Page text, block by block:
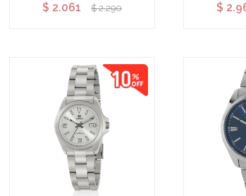
$ 2.061 $ 2.290 $